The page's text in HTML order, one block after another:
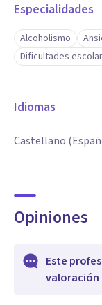
Especialidades
Alcoholismo
Dificultades
Idiomas
Castellano
Opiniones
Este
valoración